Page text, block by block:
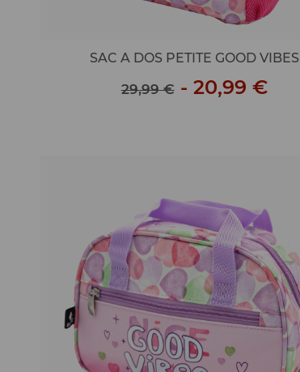
SAC A DOS PETITE GOOD VIBES
29,99 €- 20,99 €